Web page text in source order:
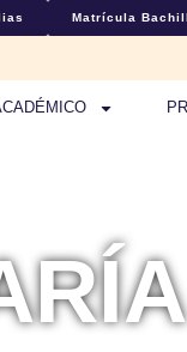
Matrícula